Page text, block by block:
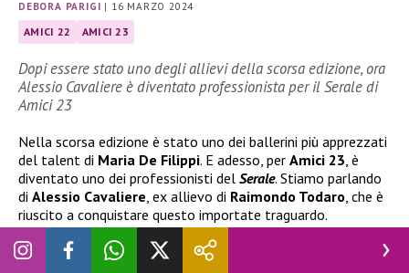
DEBORA PARIGI | 16 MARZO 2024
AMICI 22 AMICI 23
Dopi essere stato uno degli allievi della scorsa edizione, ora
Alessio Cavaliere è diventato professionista per il Serale di
Amici 23
Nella scorsa edizione è stato uno dei ballerini più apprezzati
del talent di Maria De Filippi. E adesso, per Amici 23 , è
diventato uno dei professionisti del Serale. Stiamo parlando
di Alessio Cavaliere , ex allievo di Raimondo Todaro , che è
riuscito a conquistare questo importate traguardo.
Da allievo a professionista di Amici 23,